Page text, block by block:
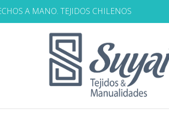
A MANO. TEJIDOS CHILENOS